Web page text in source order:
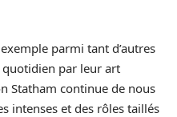
parmi tant d’autres
par leur art
Statham continue de nous
intenses et des rôles taillés